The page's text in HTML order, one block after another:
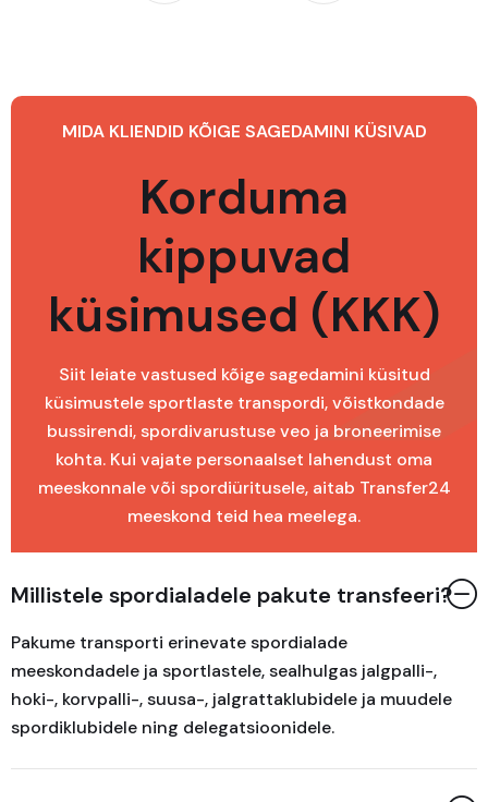
MIDA KLIENDID KÕIGE SAGEDAMINI KÜSIVAD
Korduma
kippuvad
küsimused (KKK)
Siit leiate vastused kõige sagedamini küsitud
küsimustele sportlaste transpordi, võistkondade
bussirendi, spordivarustuse veo ja broneerimise
kohta. Kui vajate personaalset lahendust oma
meeskonnale või spordiüritusele, aitab Transfer24
meeskond teid hea meelega.
Millistele spordialadele pakute transfeeri?
Pakume transporti erinevate spordialade
meeskondadele ja sportlastele, sealhulgas jalgpalli-,
hoki-, korvpalli-, suusa-, jalgrattaklubidele ja muudele
spordiklubidele ning delegatsioonidele.